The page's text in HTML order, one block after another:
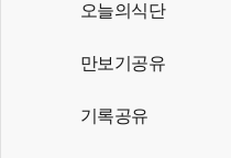
오늘의식단
만보기공유
기록공유